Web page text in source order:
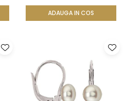
ADAUGA IN COS